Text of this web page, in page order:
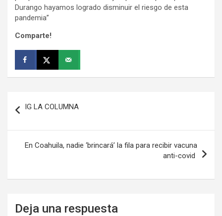
Durango hayamos logrado disminuir el riesgo de esta
pandemia”
Comparte!
de
entradas
IG LA COLUMNA
En Coahuila, nadie ‘brincará’ la fila para recibir vacuna
anti-covid
Deja una respuesta